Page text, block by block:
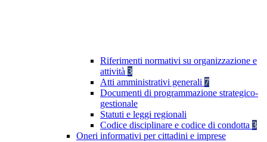
Riferimenti normativi su organizzazione e
attività 3
Atti amministrativi generali 7
Documenti di programmazione strategico-
gestionale
Statuti e leggi regionali
Codice disciplinare e codice di condotta 3
Oneri informativi per cittadini e imprese